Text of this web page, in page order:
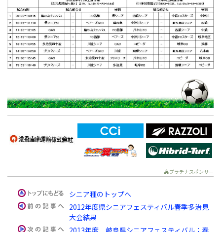
プラチナスポンサー
シニア種のトップへ
2012年度県シニアフェスティバル春季多治見
大会結果